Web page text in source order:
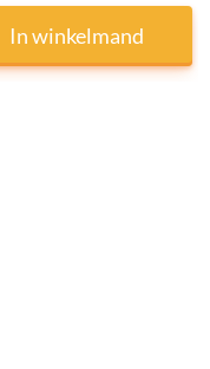
In winkelmand